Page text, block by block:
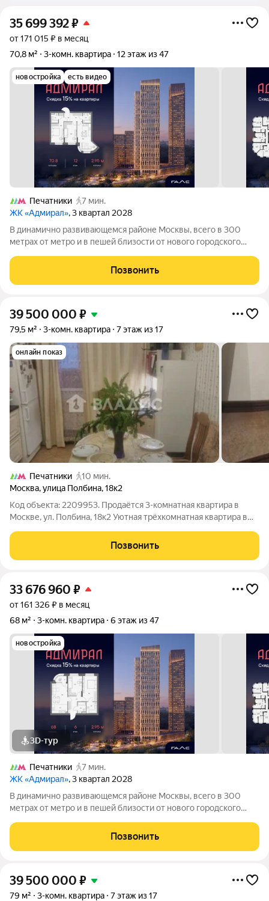
35 699 392₽
от 171 015 ₽ в месяц
70,8 м²
3-комн. квартира 12 этаж из 47
новостройка есть видео
Печатники
7 мин.
ЖК «Адмирал», 3 квартал 2028
В динамично развивающемся районе Москвы, всего в 300
метрах от метро и в пешей близости от нового городского
автомобилей, продается 3-комнатная квартира площадью
70.80 м. без отделки. Квартира
Позвонить
39 500 000 ₽
79,5 м² 3-комн. квартира 7 этаж из 17
онлайн показ
Печатники
10 мин.
Москва,улица Полбина,18к2
Код объекта: 2209953. Продаётся 3-комнатная квартира в
Москве, ул. Полбина, 18к2 Уютная трёхкомнатная квартира в
дома. Идеальное решение для семьи с детьми! Основные
параметры: - общая площадь:
Позвонить
33 676 960 ₽
от 161 326 ₽ в месяц
68 м²
3-комн. квартира 6 этаж из 47
новостройка
3D-тур
Печатники
7 мин.
ЖК «Адмирал», 3 квартал 2028
В динамично развивающемся районе Москвы, всего в 300
метрах от метро и в пешей близости от нового городского
автомобилей, продается 3-комнатная квартира площадью
68.00 м. без отделки. Квартира
Позвонить
39 500 000 ₽
79 м² 3-комн. квартира 7 этаж из 17